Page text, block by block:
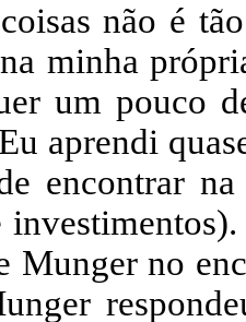
não é
minha
um pouco
aprendi
encontrar
Munger no